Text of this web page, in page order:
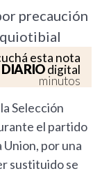
precaución
esta nota
DIARIOdigital
minutos
Selección
el partido
por una
sustituido se